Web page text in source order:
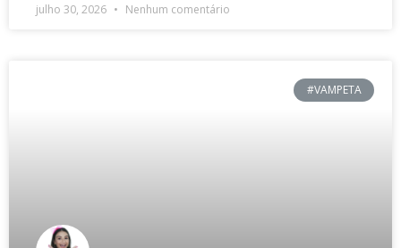
julho 30, 2026 Nenhum comentário
#VAMPETA